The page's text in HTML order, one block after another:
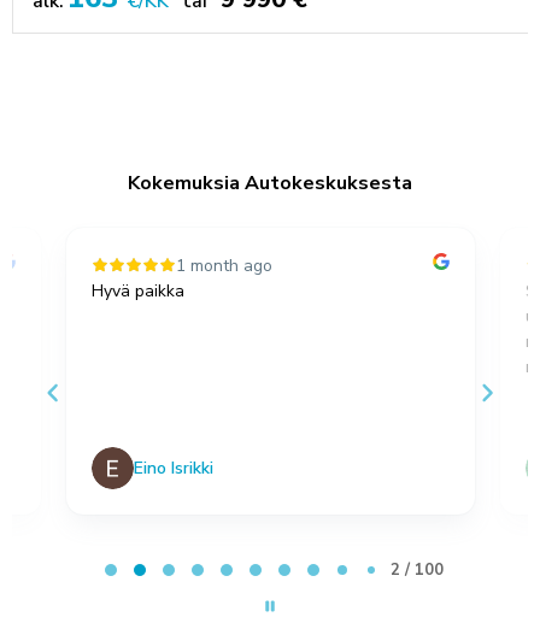
Kokemuksia Autokeskuksesta
1 month ago
Hyvä paikka
Eino Isrikki
2 / 100